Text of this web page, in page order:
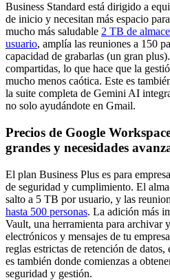
Business Standard está dirigido a
de inicio y necesitan más espacio
mucho más saludable 2 TB de
usuario, amplía las reuniones a 150
capacidad de grabarlas (un gran
compartidas, lo que hace que la
mucho menos caótica. Este es
la suite completa de Gemini AI
no solo ayudándote en Gmail.
Precios de Google
grandes y necesidades
El plan Business Plus es para
de seguridad y cumplimiento. El
salto a 5 TB por usuario, y las
hasta 500 personas. La adición más
Vault, una herramienta para archivar
electrónicos y mensajes de tu
reglas estrictas de retención de
es también donde comienzas a
seguridad y gestión.